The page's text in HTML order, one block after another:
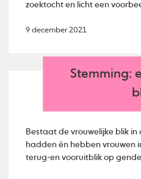
zoektocht en licht een
9 december 2021
Stemming:
Bestaat de vrouwelijke blik in
hadden én hebben vrouwen
terug-en vooruitblik op